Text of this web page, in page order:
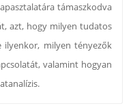
támaszkodva
azt, hogy milyen tudatos
milyen tényezők
valamint hogyan